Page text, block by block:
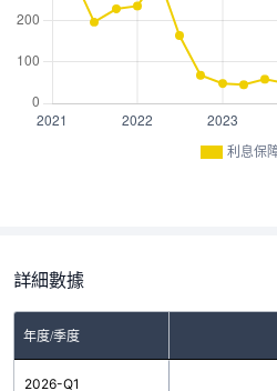
利息保
詳細數據
年度/季度
2026-Q1